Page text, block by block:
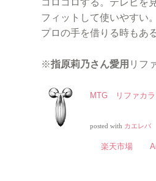
コロコロする。テレビを
フィットして使いやすい。
プロの手を借りる時もあ
※指原莉乃さん愛用 リフ
MTG リファカ
posted with カエレバ
楽天市場